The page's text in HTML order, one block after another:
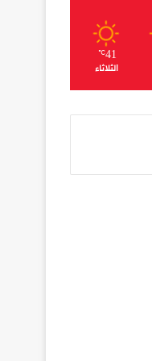
41
℃
الثلاثاء